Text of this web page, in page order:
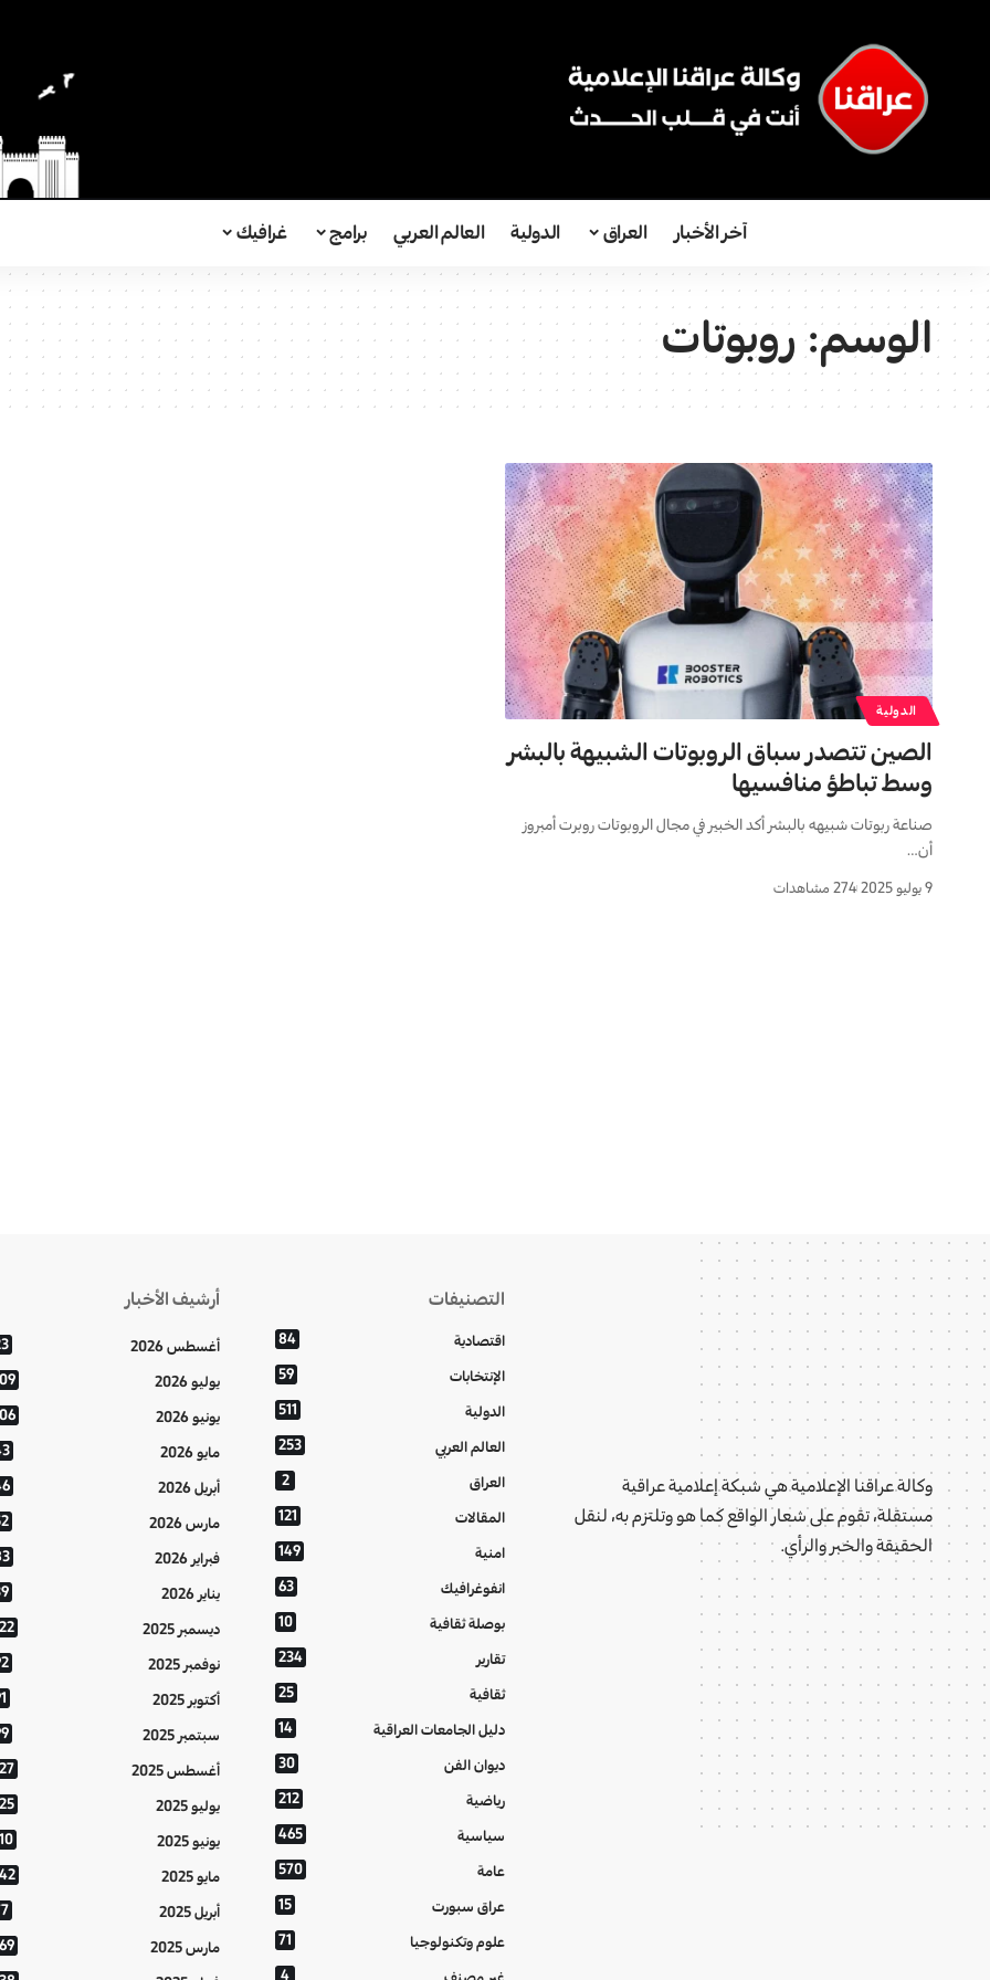
آخر الأخبار العراق الدولية العالم العربي برامج غرافيك
الوسم:روبوتات
الدولية
الصين تتصدر سباق الروبوتات الشبيهة بالبشر
وسط تباطؤ منافسيها
صناعة ربوتات شبیهه بالبشر أكد الخبير في مجال الروبوتات روبرت أمبروز
أن…
9 يوليو 2025 274 مشاهدات
وكالة عراقنا الإعلامية هي شبكة إعلامية عراقية
مستقلة، تقوم على شعار الواقع كما هو وتلتزم به، لنقل
الحقيقة والخبر والرأي.
التصنيفات
اقتصادية 84
الإنتخابات 59
الدولية 511
العالم العربي 253
العراق 2
المقالات 121
امنية 149
انفوغرافيك 63
بوصلة ثقافية 10
تقارير 234
ثقافية 25
دليل الجامعات العراقية 14
ديوان الفن 30
رياضية 212
سياسية 465
عامة 570
عراق سبورت 15
علوم وتكنولوجيا 71
4
أرشيف الأخبار
أغسطس 2026
يوليو 2026
يونيو 2026
مايو 2026
أبريل 2026
مارس 2026
فبراير 2026
يناير 2026
ديسمبر 2025
نوفمبر 2025
أكتوبر 2025
سبتمبر 2025
أغسطس 2025
يوليو 2025
يونيو 2025
مايو 2025
أبريل 2025
مارس 2025